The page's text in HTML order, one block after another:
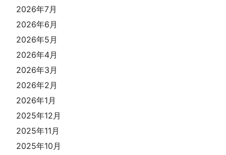
2026年7月
2026年6月
2026年5月
2026年4月
2026年3月
2026年2月
2026年1月
2025年12月
2025年11月
2025年10月